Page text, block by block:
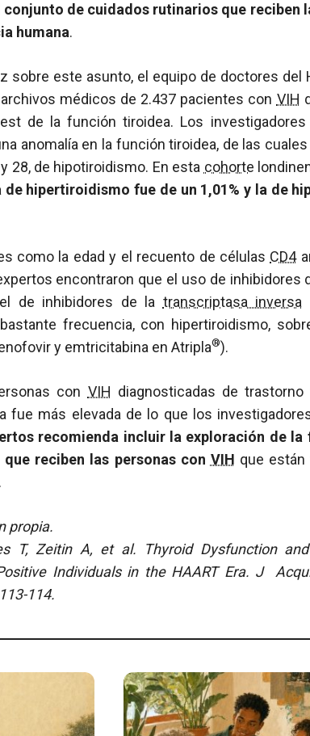
de cuidados rutinarios que reciben
humana.
sobre este asunto, el equipo de doctores del
médicos de 2.437 pacientes con VIH
de la función tiroidea. Los investigadores
anomalía en la función tiroidea, de las
28, de hipotiroidismo. En esta cohorte
de hipertiroidismo fue de un 1,01% y la de
como la edad y el recuento de células CD4
encontraron que el uso de inhibidores
de inhibidores de la transcriptasa inversa
frecuencia, con hipertiroidismo,
y emtricitabina en Atripla®).
con VIH diagnosticadas de
fue más elevada de lo que los
recomienda incluir la exploración de
reciben las personas con VIH que están
propia.
T, Zeitin A, et al. Thyroid Dysfunction
Individuals in the HAART Era. J
114.